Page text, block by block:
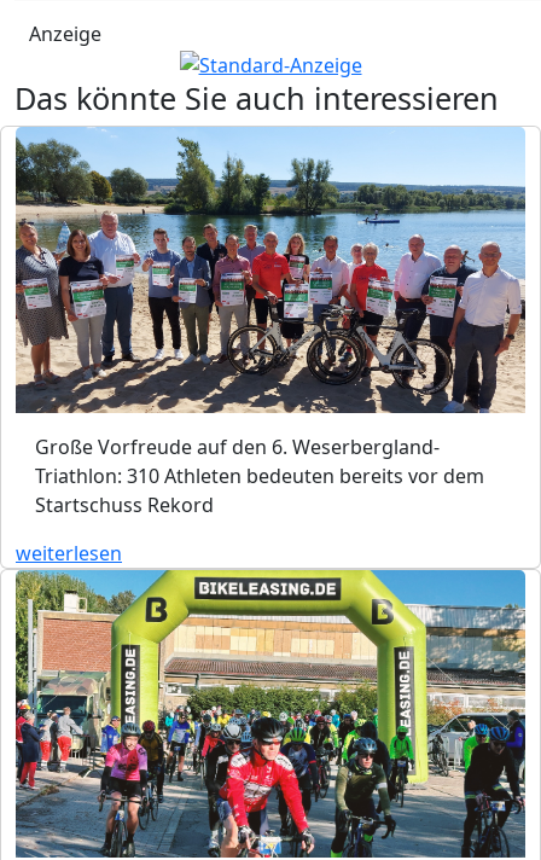
Anzeige
Das könnte Sie auch interessieren
Große Vorfreude auf den 6. Weserbergland-
Triathlon: 310 Athleten bedeuten bereits vor dem
Startschuss Rekord
weiterlesen